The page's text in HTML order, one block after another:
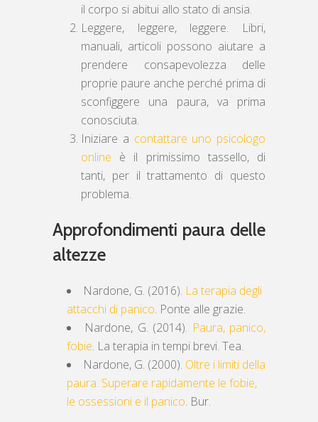
il corpo si abitui allo stato di ansia.
Leggere, leggere, leggere. Libri,
manuali, articoli possono aiutare a
prendere consapevolezza delle
proprie paure anche perché prima di
sconfiggere una paura, va prima
conosciuta.
Iniziare a contattare uno psicologo
online è il primissimo tassello, di
tanti, per il trattamento di questo
problema.
Approfondimenti paura delle
altezze
Nardone, G. (2016). La terapia degli
attacchi di panico. Ponte alle grazie.
Nardone, G. (2014). Paura, panico,
fobie. La terapia in tempi brevi. Tea.
Nardone, G. (2000). Oltre i limiti della
paura. Superare rapidamente le fobie,
le ossessioni e il panico. Bur.